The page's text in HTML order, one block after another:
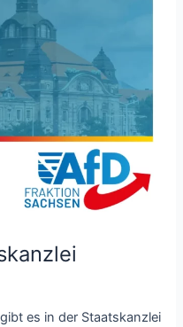
es in der Staatskanzlei